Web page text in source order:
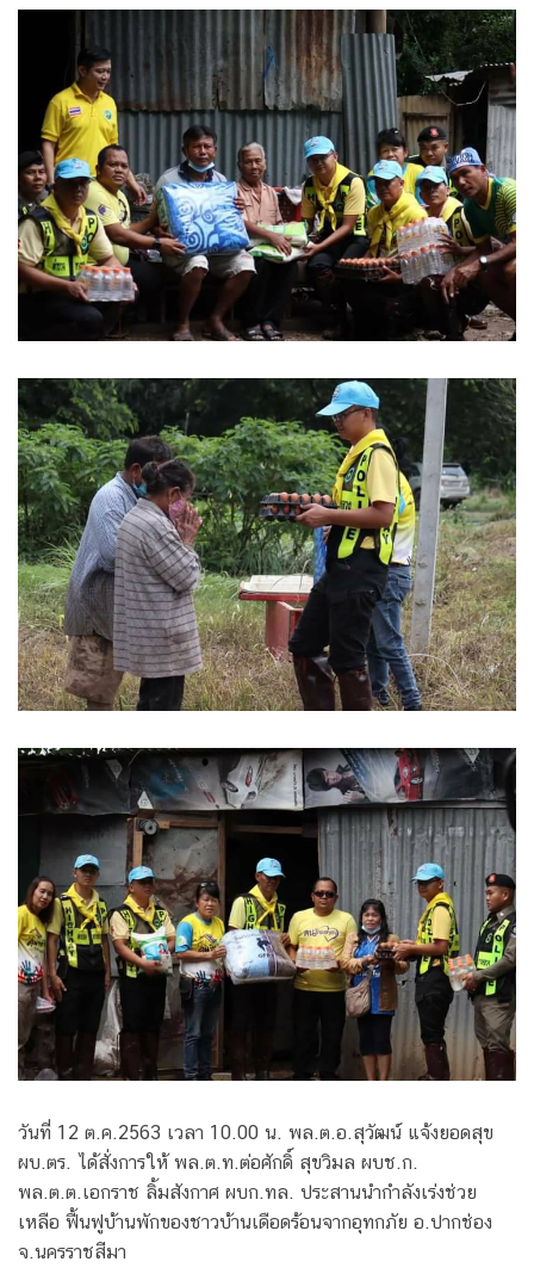
วันที่ 12 ต.ค.2563 เวลา 10.00 น. พล.ต.อ.สุวัฒน์ แจ้งยอดสุข
ผบ.ตร. ได้สั่งการให้ พล.ต.ท.ต่อศักดิ์ สุขวิมล ผบช.ก.
พล.ต.ต.เอกราช ลิ้มสังกาศ ผบก.ทล. ประสานนำกำลังเร่งช่วย
เหลือ ฟื้นฟูบ้านพักของชาวบ้านเดือดร้อนจากอุทกภัย อ.ปากช่อง
จ.นครราชสีมา